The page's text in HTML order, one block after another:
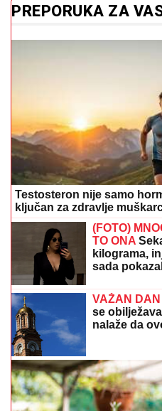
PREPORUKA ZA
Testosteron nije samo
ključan za zdravlje
(FOTO)
TO ONA
kilograma,
sada
VAŽAN
se
nalaže da